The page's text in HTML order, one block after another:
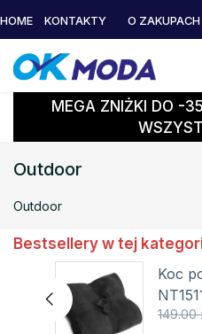
HOME KONTAKTY O ZAKUPACH
MEGA ZNIŻKI DO -
Outdoor
Outdoor
Bestsellery w tej
Koc
149.00